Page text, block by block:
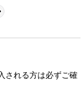
される方は必ずご確